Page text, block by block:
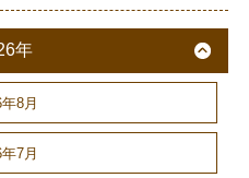
年
8月
7月